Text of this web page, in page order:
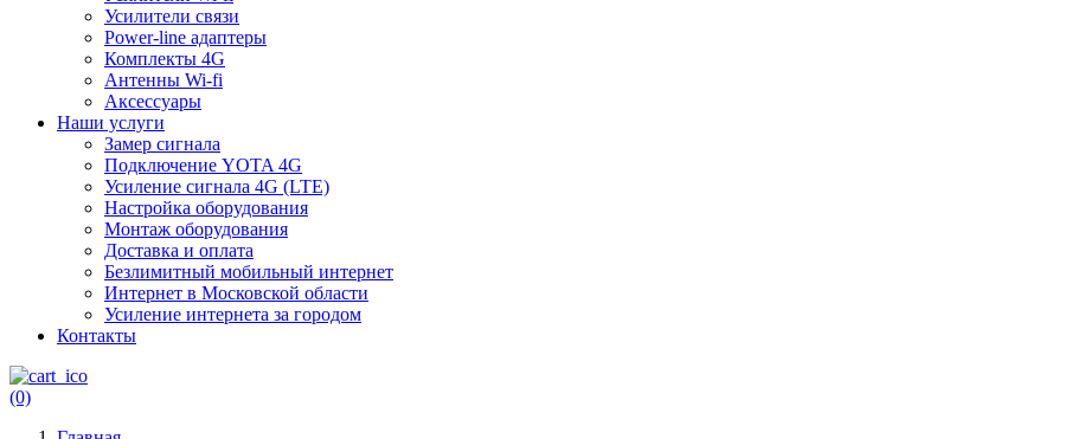
Усилители связи
Power-line адаптеры
Комплекты 4G
Антенны Wi-fi
Аксессуары
Наши услуги
Замер сигнала
Подключение YOTA 4G
Усиление сигнала 4G (LTE)
Настройка оборудования
Монтаж оборудования
Доставка и оплата
Безлимитный мобильный интернет
Интернет в Московской области
Усиление интернета за городом
Контакты
(0)